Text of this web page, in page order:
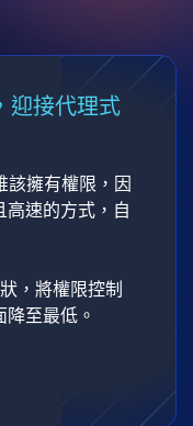
迎接代理式
該擁有權限，因
高速的方式，自
，將權限控制
至最低。